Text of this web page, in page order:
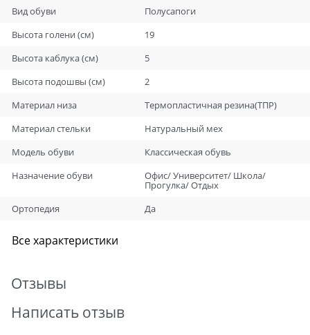
Вид обуви
Полусапоги
Высота голени (см)
19
Высота каблука (см)
5
Высота подошвы (см)
2
Материал низа
Термопластичная резина(ТПР)
Материал стельки
Натуральный мех
Модель обуви
Классическая обувь
Назначение обуви
Офис/ Университет/ Школа/
Прогулка/ Отдых
Ортопедия
Да
Все характеристики
Отзывы
Написать отзыв